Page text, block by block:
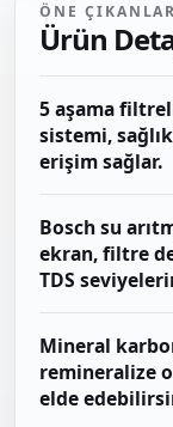
ÖNE ÇIKANLAR
Ürün
5 aşama
sistemi,
erişim sağlar.
Bosch su
ekran, filtre
TDS
Mineral
remineralize
elde